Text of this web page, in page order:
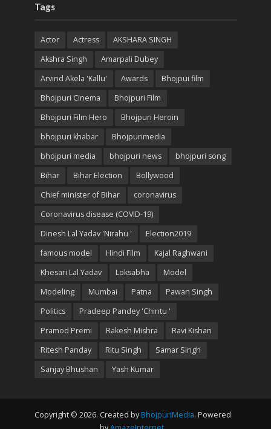
Tags
Actor Actress
AKSHARA SINGH
Akshra Singh
Amarpali Dubey
Arvind Akela 'Kallu'
Awards
Bhojpui film
Bhojpuri Cinema
Bhojpuri Film
Bhojpuri Film Hero
Bhojpuri Heroin
bhojpuri khabar
Bhojpurimedia
bhojpuri media
bhojpuri news
bhojpuri song
Bihar
Bihar Election
Bollywood
Chief minister of Bihar
coronavirus
Coronavirus disease (COVID-19)
Dinesh Lal Yadav 'Nirahu '
Election2019
famous model
Hindi Film
Kajal Raghwani
Khesari Lal Yadav
Loksabha
Model
Modeling
Mumbai Patna
Pawan Singh
Politics
Pradeep Pandey 'Chintu '
Pramod Premi
Rakesh Mishra
Ravi Kishan
Ritesh Panday
Ritu Singh
Samar Singh
Sanjay Bhushan
Yash Kumar
Copyright © 2026. Created by BhojpuriMedia. Powered